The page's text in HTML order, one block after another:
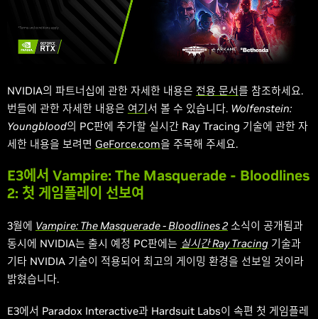
NVIDIA의 파트너십에 관한 자세한 내용은 전용 문서를 참조하세요.
번들에 관한 자세한 내용은 여기 서 볼 수 있습니다. Wolfenstein:
Youngblood의 PC판에 추가할 실시간 Ray Tracing 기술에 관한 자
세한 내용을 보려면 GeForce.com을 주목해 주세요.
E3에서 Vampire: The Masquerade - Bloodlines
2: 첫 게임플레이 선보여
3월에 Vampire: The Masquerade - Bloodlines 2 소식이 공개됨과
동시에 NVIDIA는 출시 예정 PC판에는 실시간 Ray Tracing 기술과
기타 NVIDIA 기술이 적용되어 최고의 게이밍 환경을 선보일 것이라
밝혔습니다.
E3에서 Paradox Interactive과 Hardsuit Labs이 속편 첫 게임플레